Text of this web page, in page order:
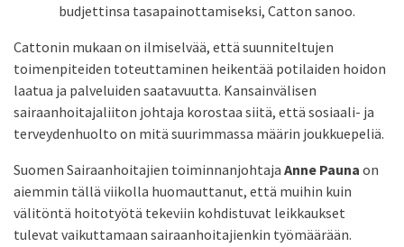
budjettinsa tasapainottamiseksi, Catton sanoo.
Cattonin mukaan on ilmiselvää, että suunniteltujen
toimenpiteiden toteuttaminen heikentää potilaiden hoidon
laatua ja palveluiden saatavuutta. Kansainvälisen
sairaanhoitajaliiton johtaja korostaa siitä, että sosiaali- ja
terveydenhuolto on mitä suurimmassa määrin joukkuepeliä.
Suomen Sairaanhoitajien toiminnanjohtaja Anne Pauna on
aiemmin tällä viikolla huomauttanut, että muihin kuin
välitöntä hoitotyötä tekeviin kohdistuvat leikkaukset
tulevat vaikuttamaan sairaanhoitajienkin työmäärään.